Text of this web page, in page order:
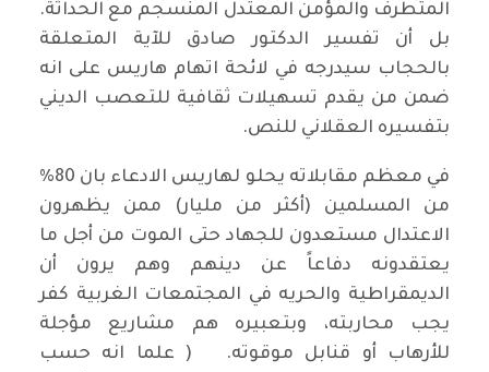
المتطرف والمؤمن المعتدل المنسجم مع الحداثة.
بل أن تفسير الدكتور صادق للآية المتعلقة
بالحجاب سيدرجه في لائحة اتهام هاريس على انه
ضمن من يقدم تسهيلات ثقافية للتعصب الديني
بتفسيره العقلاني للنص.
في معظم مقابلاته يحلو لهاريس الادعاء بان 80%
من المسلمين (أكثر من مليار) ممن يظهرون
الاعتدال مستعدون للجهاد حتى الموت من أجل ما
يعتقدونه دفاعاً عن دينهم وهم يرون أن
الديمقراطية والحريه في المجتمعات الغربية كفر
يجب محاربته، وبتعبيره هم مشاريع مؤجلة
للأرهاب أو قنابل موقوته. ( علما انه حسب